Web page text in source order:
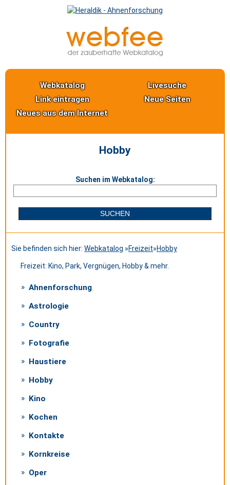
Webkatalog
Livesuche
Link eintragen
Neue Seiten
Neues aus dem Internet
Hobby
Suchen im Webkatalog:
Sie befinden sich hier: Webkatalog »Freizeit»Hobby
Freizeit: Kino, Park, Vergnügen, Hobby & mehr.
Ahnenforschung
Astrologie
Country
Fotografie
Haustiere
Hobby
Kino
Kochen
Kontakte
Kornkreise
Oper